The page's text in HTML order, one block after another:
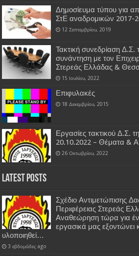
Δημοσίευμα τύπου για
ΣτΕ αναδρομικών 2017-
12 Σεπτεμβρίου, 2019
Τακτική συνεδρίαση
συνάντηση με τον
Στερεάς Ελλάδας &
15 Ιουλίου, 2022
Επιφυλακές
18 Δεκεμβρίου, 2015
Εργασίες τακτικού Δ.Σ.
20.10.2022 – Θέματα &
26 Οκτωβρίου, 2022
Latest Posts
Σχέδιο Αντιμετώπισης
Περιφέρειας Στερεάς
Αναθεώρηση τώρα για
εργασικά μας εξοντώνει
υλοποιηθεί…
3 εβδομάδες ago